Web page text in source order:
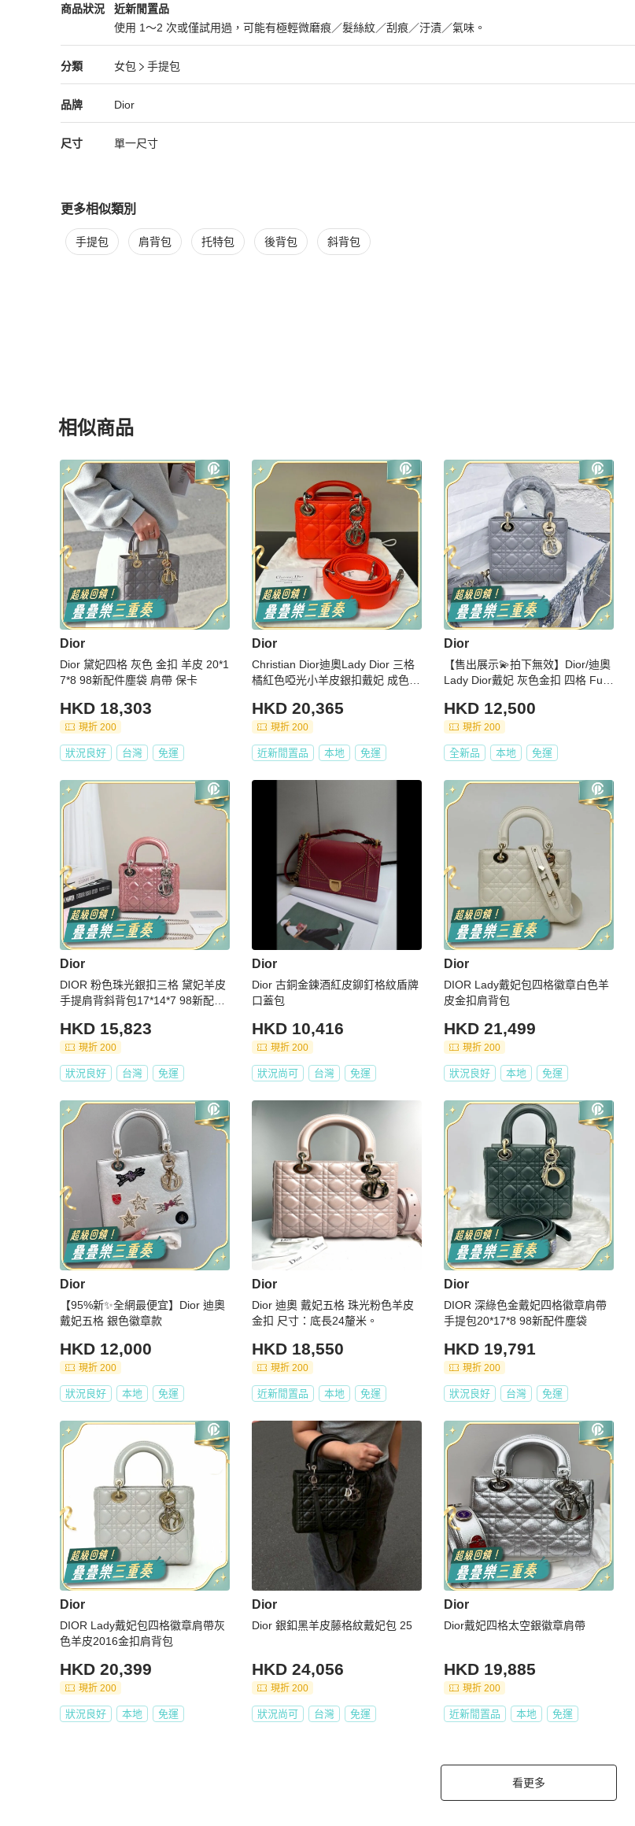
商品狀況
Dior女包商品狀態與細節
近新閒置品
使用 1～2 次或僅試用過，可能有極輕微磨痕／髮絲紋／刮痕／汙漬／氣味。
近新閒置品
分類
Dior女包 分類資訊
女包
手提包
女包/手提包推薦
品牌
Dior精品 女包品牌介紹
Dior
Dior推薦清單
尺寸 單一尺寸
更多相似類別
更多Dior 女包 相似商品推薦
手提包 肩背包 托特包 後背包 斜背包
相似商品
更多相似Dior女包推薦精品
Dior
Dior 黛妃四格 灰色 金扣 羊皮 20*1
7*8 98新配件塵袋 肩帶 保卡
HKD 18,303
現折 200
狀況良好 台灣 免運
Dior
Christian Dior迪奧Lady Dior 三格
橘紅色啞光小羊皮銀扣戴妃 成色全
HKD 20,365
現折 200
近新閒置品 本地 免運
Dior
【售出展示💫拍下無效】Dior/迪奧
Lady Dior戴妃 灰色金扣 四格 Full
HKD 12,500
現折 200
全新品 本地 免運
Dior
DIOR 粉色珠光銀扣三格 黛妃羊皮
手提肩背斜背包17*14*7 98新配件
HKD 15,823
現折 200
狀況良好 台灣 免運
Dior
Dior 古銅金鍊酒紅皮鉚釘格紋盾牌
口蓋包
HKD 10,416
現折 200
狀況尚可 台灣 免運
Dior
DIOR Lady戴妃包四格徽章白色羊
皮金扣肩背包
HKD 21,499
現折 200
狀況良好 本地 免運
Dior
【95%新✨全網最便宜】Dior 迪奧
戴妃五格 銀色徽章款
HKD 12,000
現折 200
狀況良好 本地 免運
Dior
Dior 迪奧 戴妃五格 珠光粉色羊皮
金扣 尺寸：底長24釐米。
HKD 18,550
現折 200
近新閒置品 本地 免運
Dior
DIOR 深綠色金戴妃四格徽章肩帶
手提包20*17*8 98新配件塵袋
HKD 19,791
現折 200
狀況良好 台灣 免運
Dior
DIOR Lady戴妃包四格徽章肩帶灰
色羊皮2016金扣肩背包
HKD 20,399
現折 200
狀況良好 本地 免運
Dior
Dior 銀釦黑羊皮藤格紋戴妃包 25
HKD 24,056
現折 200
狀況尚可 台灣 免運
Dior
Dior戴妃四格太空銀徽章肩帶
HKD 19,885
現折 200
近新閒置品 本地 免運
看更多